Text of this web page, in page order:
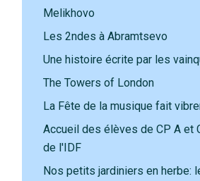
Melikhovo
Les 2ndes à Abramtsevo
Une histoire écrite par les
The Towers of London
La Fête de la musique fait
Accueil des élèves de CP A et
de l'IDF
Nos petits jardiniers en herbe: